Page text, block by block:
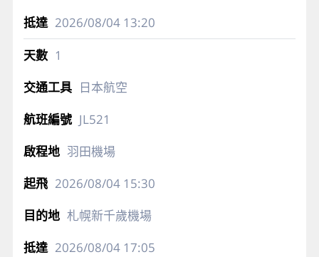
2026/08/0413:20
1
日本航空
JL521
羽田機場
2026/08/0415:30
札幌新千歲機場
2026/08/0417:05